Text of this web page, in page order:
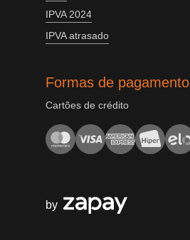
IPVA 2024
IPVA atrasado
Formas de pagamento
Cartões de crédito
by